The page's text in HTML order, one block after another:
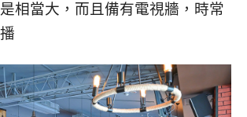
相當大，而且備有電視牆，時常